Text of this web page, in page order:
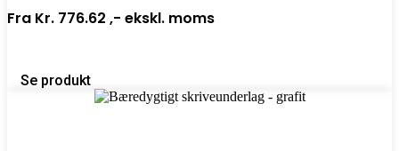
Fra Kr. 776.62 ,- ekskl. moms
Se produkt